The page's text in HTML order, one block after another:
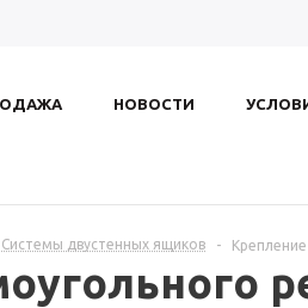
НОВОСТИ
Системы двустенных ящиков -